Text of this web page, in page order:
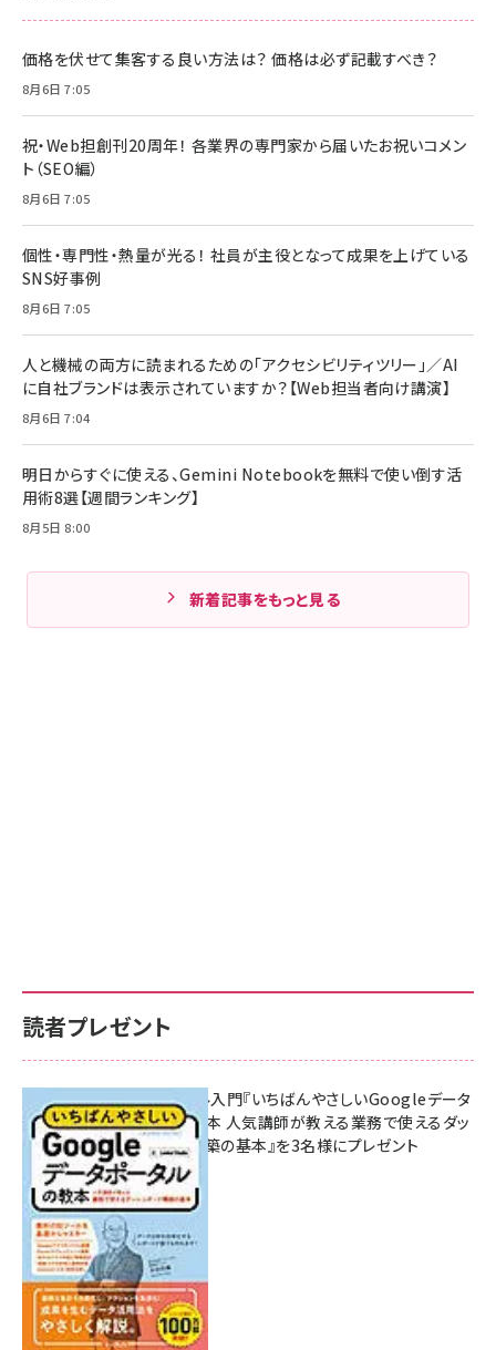
価格を伏せて集客する良い方法は？ 価格は必ず記載すべき？
8月6日 7:05
祝・Web担創刊20周年！ 各業界の専門家から届いたお祝いコメン
ト（SEO編）
8月6日 7:05
個性・専門性・熱量が光る！ 社員が主役となって成果を上げている
SNS好事例
8月6日 7:05
人と機械の両方に読まれるための「アクセシビリティツリー」／AI
に自社ブランドは表示されていますか？【Web担当者向け講演】
8月6日 7:04
明日からすぐに使える、Gemini Notebookを無料で使い倒す活
用術8選【週間ランキング】
8月5日 8:00
新着記事をもっと見る
読者プレゼント
無料BIツール入門『いちばんやさしいGoogleデータ
ポータルの教本 人気講師が教える業務で使えるダッ
シュボード構築の基本』を3名様にプレゼント
7月31日 10:00